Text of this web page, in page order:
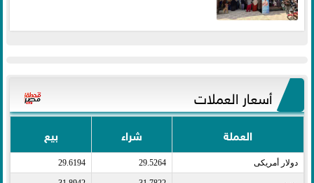
أسعار العملات
العملة شراء بيع
دولار أمريكى​ 29.5264
29.6194